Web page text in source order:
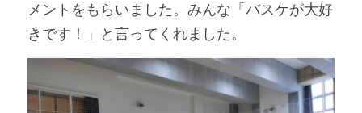
メントをもらいました。みんな「バスケが大好
きです！」と言ってくれました。